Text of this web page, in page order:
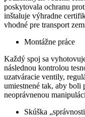
poskytovala ochranu
inštaluje výhradne
vhodné pre transport
Montážne práce
Každý spoj sa
následnou kontrolou
uzatváracie ventily,
umiestnené tak, aby boli
neoprávnenou
Skúška